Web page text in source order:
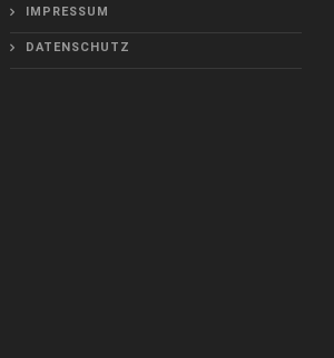
IMPRESSUM
DATENSCHUTZ